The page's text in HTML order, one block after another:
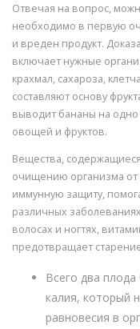
Отвечая на вопрос,
необходимо в первую
и вреден продукт.
включает нужные
крахмал, сахароза,
составляют основу
выводит бананы на
овощей и фруктов.
Вещества,
очищению организма
иммунную защиту,
различных
волосах и ногтях,
предотвращает
Всего два
калия, который
равновесия в